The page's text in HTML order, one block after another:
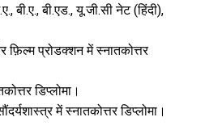
बी.ए., बी.एड., यू.जी.सी नेट (हिंदी),
फ़िल्म प्रोडक्शन में स्नातकोत्तर
डिप्लोमा।
में स्नातकोत्तर डिप्लोमा।